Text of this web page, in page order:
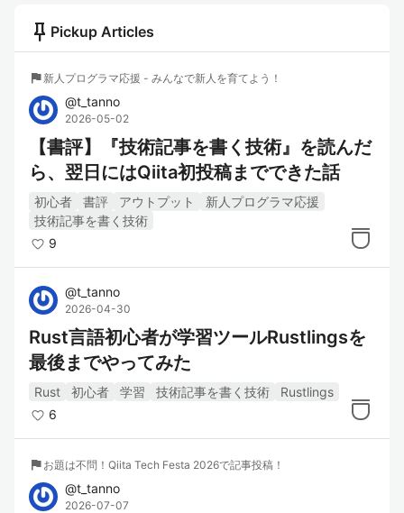
push_pin Pickup Articles
flag 新人プログラマ応援 - みんなで新人を育てよう！
@t_tanno
2026-05-02
【書評】『技術記事を書く技術』を読んだ
ら、翌日にはQiita初投稿までできた話
初心者 書評 アウトプット
新人プログラマ応援
技術記事を書く技術
9
@t_tanno
2026-04-30
Rust言語初心者が学習ツールRustlingsを
最後までやってみた
Rust 初心者 学習 技術記事を書く技術
Rustlings
6
flag お題は不問！Qiita Tech Festa 2026で記事投稿！
@t_tanno
2026-07-07